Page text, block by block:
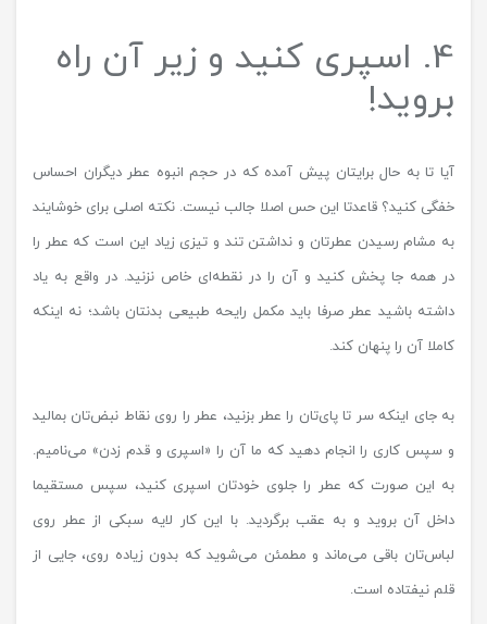
4. اسپری کنید و زیر آن راه
بروید!
آیا تا به حال برایتان پیش آمده که در حجم انبوه عطر دیگران احساس
خفگی کنید؟ قاعدتا این حس اصلا جالب نیست. نکته اصلی برای خوشایند
به مشام رسیدن عطرتان و نداشتن تند و تیزی زیاد این است که عطر را
در همه جا پخش کنید و آن را در نقطه‌ای خاص نزنید. در واقع به یاد
داشته باشید عطر صرفا باید مکمل رایحه طبیعی بدنتان باشد؛ نه اینکه
کاملا آن را پنهان کند.
به جای اینکه سر تا پای‌تان را عطر بزنید، عطر را روی نقاط نبض‌تان بمالید
و سپس کاری را انجام دهید که ما آن را «اسپری و قدم زدن» می‌نامیم.
به این صورت که عطر را جلوی‌ خودتان اسپری کنید، سپس مستقیما
داخل آن بروید و به عقب برگردید. با این کار لایه سبکی از عطر روی
لباس‌تان باقی می‌ماند و مطمئن می‌شوید که بدون زیاده روی، جایی از
قلم نیفتاده است.